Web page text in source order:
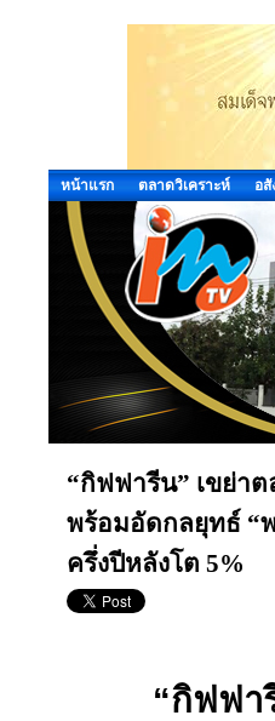
หน้าแรก ตลาดวิเคราะห์ อสั
“กิฟฟารีน” เขย่า
พร้อมอัดกลยุทธ์ “
ครึ่งปีหลังโต 5%
“กิฟฟา